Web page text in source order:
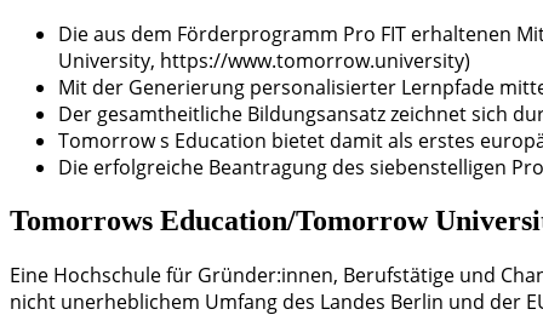
Die aus dem Förderprogramm Pro FIT erhaltenen
University, https://www.tomorrow.university)
Mit der Generierung personalisierter Lernpfade
Der gesamtheitliche Bildungsansatz zeichnet sich
Tomorrow s Education bietet damit als erstes
Die erfolgreiche Beantragung des siebenstelligen
Tomorrows Education/Tomorrow
Eine Hochschule für Gründer:innen, Berufstätige und
nicht unerheblichem Umfang des Landes Berlin und der